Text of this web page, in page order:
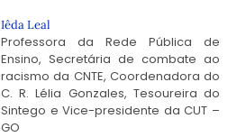
Iêda Leal
Professora da Rede Pública de
Ensino, Secretária de combate ao
racismo da CNTE, Coordenadora do
C. R. Lélia Gonzales, Tesoureira do
Sintego e Vice-presidente da CUT –
GO